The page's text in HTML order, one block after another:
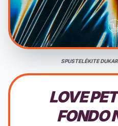
SPUSTELĖKITE
LOVE
FONDO